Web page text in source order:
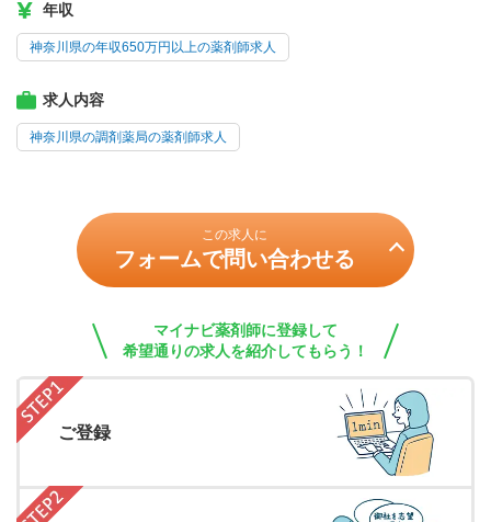
年収
神奈川県の年収650万円以上の薬剤師求人
求人内容
神奈川県の調剤薬局の薬剤師求人
この求人に
フォームで問い合わせる
マイナビ薬剤師に登録して
希望通りの求人を紹介してもらう！
ご登録